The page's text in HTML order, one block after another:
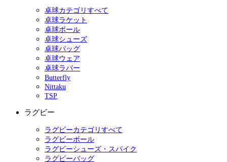
卓球カテゴリすべて
卓球ラケット
卓球ボール
卓球シューズ
卓球バッグ
卓球ウェア
卓球ラバー
Butterfly
Nittaku
TSP
ラグビー
ラグビーカテゴリすべて
ラグビーボール
ラグビーシューズ・スパイク
ラグビーバッグ